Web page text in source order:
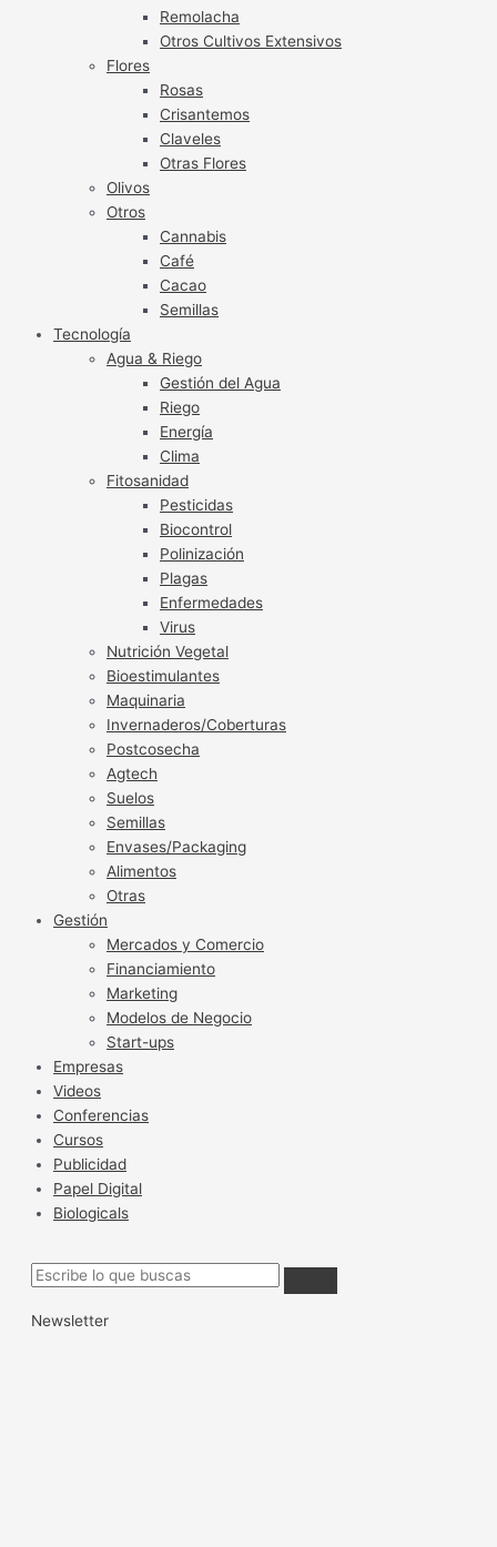
Remolacha
Otros Cultivos Extensivos
Flores
Rosas
Crisantemos
Claveles
Otras Flores
Olivos
Otros
Cannabis
Café
Cacao
Semillas
Tecnología
Agua & Riego
Gestión del Agua
Riego
Energía
Clima
Fitosanidad
Pesticidas
Biocontrol
Polinización
Plagas
Enfermedades
Virus
Nutrición Vegetal
Bioestimulantes
Maquinaria
Invernaderos/Coberturas
Postcosecha
Agtech
Suelos
Semillas
Envases/Packaging
Alimentos
Otras
Gestión
Mercados y Comercio
Financiamiento
Marketing
Modelos de Negocio
Start-ups
Empresas
Videos
Conferencias
Cursos
Publicidad
Papel Digital
Biologicals
Newsletter